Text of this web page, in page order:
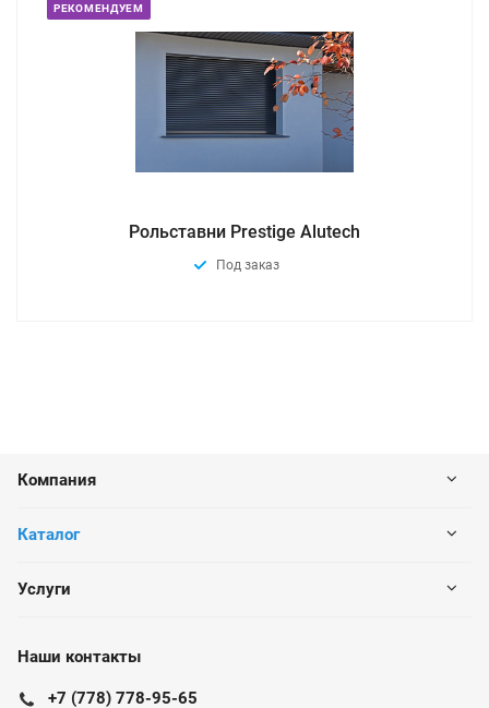
РЕКОМЕНДУЕМ
Рольставни Prestige Alutech
Под заказ
Компания
Каталог
Услуги
Наши контакты
+7 (778) 778-95-65